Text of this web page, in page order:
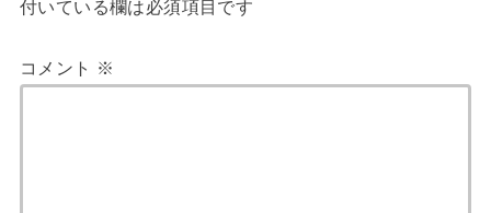
付いている欄は必須項目です
コメント ※